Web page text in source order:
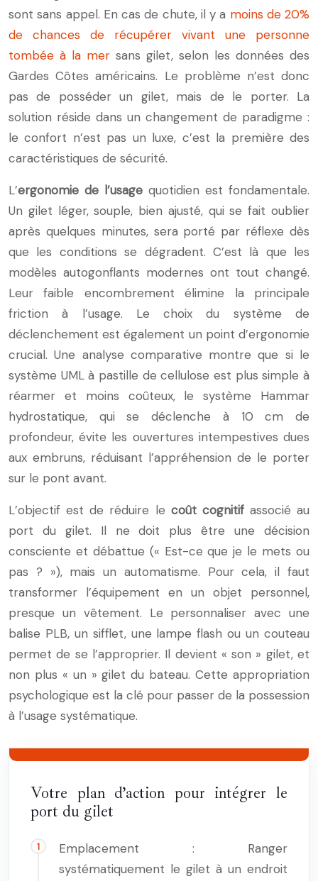
sont sans appel. En cas de chute, il y a moins de 20%
de chances de récupérer vivant une personne
tombée à la mer sans gilet, selon les données des
Gardes Côtes américains. Le problème n’est donc
pas de posséder un gilet, mais de le porter. La
solution réside dans un changement de paradigme :
le confort n’est pas un luxe, c’est la première des
caractéristiques de sécurité.
L’ergonomie de l’usage quotidien est fondamentale.
Un gilet léger, souple, bien ajusté, qui se fait oublier
après quelques minutes, sera porté par réflexe dès
que les conditions se dégradent. C’est là que les
modèles autogonflants modernes ont tout changé.
Leur faible encombrement élimine la principale
friction à l’usage. Le choix du système de
déclenchement est également un point d’ergonomie
crucial. Une analyse comparative montre que si le
système UML à pastille de cellulose est plus simple à
réarmer et moins coûteux, le système Hammar
hydrostatique, qui se déclenche à 10 cm de
profondeur, évite les ouvertures intempestives dues
aux embruns, réduisant l’appréhension de le porter
sur le pont avant.
L’objectif est de réduire le coût cognitifassocié au
port du gilet. Il ne doit plus être une décision
consciente et débattue (« Est-ce que je le mets ou
pas ? »), mais un automatisme. Pour cela, il faut
transformer l’équipement en un objet personnel,
presque un vêtement. Le personnaliser avec une
balise PLB, un sifflet, une lampe flash ou un couteau
permet de se l’approprier. Il devient « son » gilet, et
non plus « un » gilet du bateau. Cette appropriation
psychologique est la clé pour passer de la possession
à l’usage systématique.
Votre plan d’action pour intégrer le
port du gilet
Emplacement : Ranger
systématiquement le gilet à un endroit